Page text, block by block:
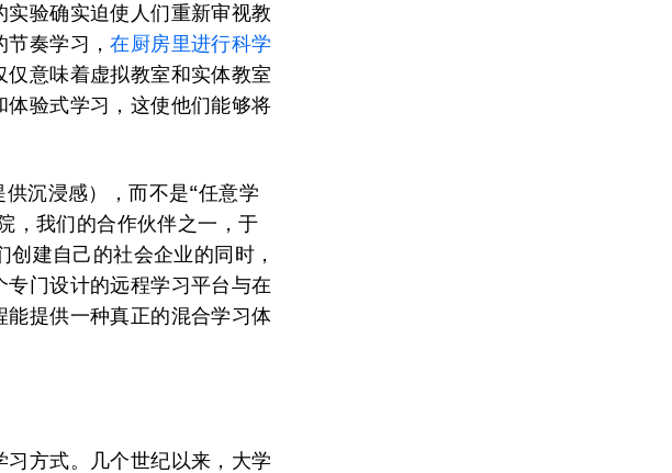
实验确实迫使人们重新审视教
节奏学习，在厨房里进行科学
仅意味着虚拟教室和实体教室
验式学习，这使他们能够将
沉浸感），而不是“任意学
，我们的合作伙伴之一，于
创建自己的社会企业的同时，
门设计的远程学习平台与在
提供一种真正的混合学习体
方式。几个世纪以来，大学